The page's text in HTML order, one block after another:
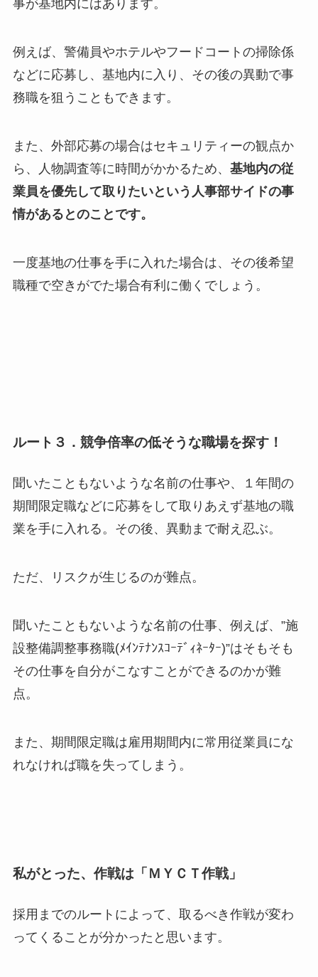
事が基地内にはあります。
例えば、警備員やホテルやフードコートの掃除係
などに応募し、基地内に入り、その後の異動で事
務職を狙うこともできます。
また、外部応募の場合はセキュリティーの観点か
ら、人物調査等に時間がかかるため、 基地内の従
業員を優先して取りたいという人事部サイドの事
情があるとのことです。
一度基地の仕事を手に入れた場合は、その後希望
職種で空きがでた場合有利に働くでしょう。
ルート３．競争倍率の低そうな職場を探す！
聞いたこともないような名前の仕事や、１年間の
期間限定職などに応募をして取りあえず基地の職
業を手に入れる。その後、異動まで耐え忍ぶ。
ただ、リスクが生じるのが難点。
聞いたこともないような名前の仕事、例えば、”施
設整備調整事務職(ﾒｲﾝﾃﾅﾝｽｺｰﾃﾞｨﾈｰﾀｰ)”はそもそも
その仕事を自分がこなすことができるのかが難
点。
また、期間限定職は雇用期間内に常用従業員にな
れなければ職を失ってしまう。
私がとった、作戦は「ＭＹＣＴ作戦」
採用までのルートによって、取るべき作戦が変わ
ってくることが分かったと思います。